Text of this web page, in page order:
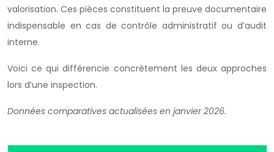
valorisation. Ces pièces constituent la preuve documentaire
indispensable en cas de contrôle administratif ou d’audit
interne.
Voici ce qui différencie concrètement les deux approches
lors d’une inspection.
Données comparatives actualisées en janvier 2026.